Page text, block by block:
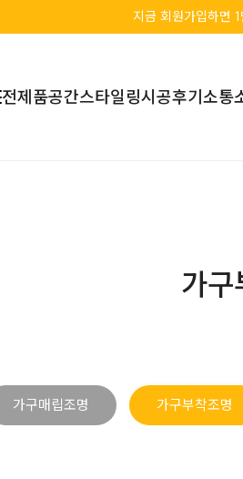
지금 회원가입하면
전제품공간스타일링시공후기소통
가구
가구매립조명 가구부착조명